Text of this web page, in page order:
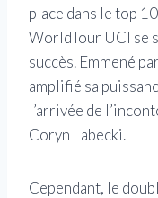
place dans le top
WorldTour UCI se
succès. Emmené
amplifié sa
l’arrivée de
Coryn Labecki.
Cependant, le